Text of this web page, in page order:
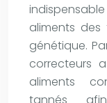
aliments
génétique.
correcteurs
aliments